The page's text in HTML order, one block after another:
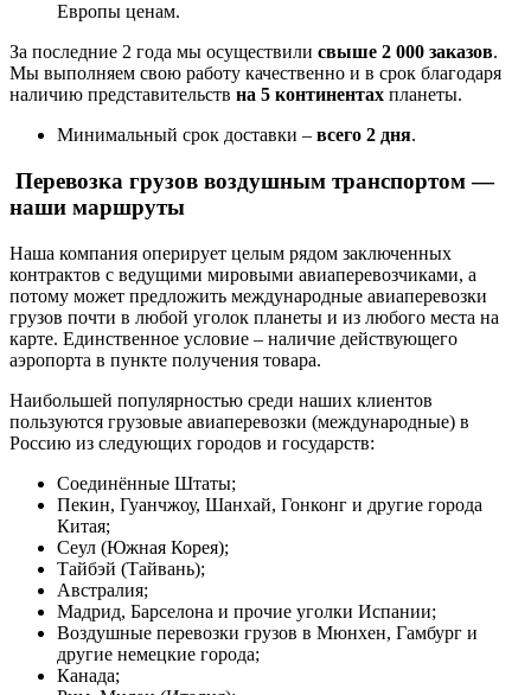
Европы ценам.
За последние 2 года мы осуществили свыше 2 000 заказов.
Мы выполняем свою работу качественно и в срок благодаря
наличию представительств на 5 континентах планеты.
Минимальный срок доставки – всего 2 дня.
Перевозка грузов воздушным транспортом —
наши маршруты
Наша компания оперирует целым рядом заключенных
контрактов с ведущими мировыми авиаперевозчиками, а
потому может предложить международные авиаперевозки
грузов почти в любой уголок планеты и из любого места на
карте. Единственное условие – наличие действующего
аэропорта в пункте получения товара.
Наибольшей популярностью среди наших клиентов
пользуются грузовые авиаперевозки (международные) в
Россию из следующих городов и государств:
Соединённые Штаты;
Пекин, Гуанчжоу, Шанхай, Гонконг и другие города
Китая;
Сеул (Южная Корея);
Тайбэй (Тайвань);
Австралия;
Мадрид, Барселона и прочие уголки Испании;
Воздушные перевозки грузов в Мюнхен, Гамбург и
другие немецкие города;
Канада;